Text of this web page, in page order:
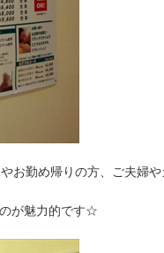
お勤め帰りの方、ご夫婦や
が魅力的です☆